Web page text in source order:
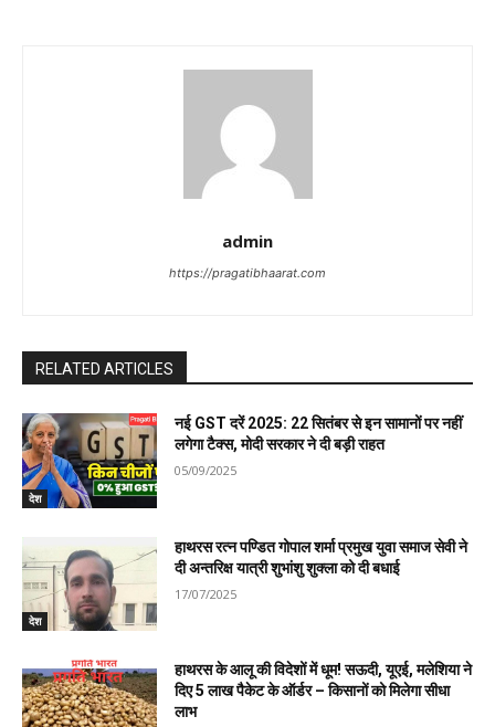
admin
https://pragatibhaarat.com
RELATED ARTICLES
देश
नई GST दरें 2025: 22 सितंबर से इन सामानों पर नहीं
लगेगा टैक्स, मोदी सरकार ने दी बड़ी राहत
05/09/2025
देश
हाथरस रत्न पण्डित गोपाल शर्मा प्रमुख युवा समाज सेवी ने
दी अन्तरिक्ष यात्री शुभांशु शुक्ला को दी बधाई
17/07/2025
हाथरस के आलू की विदेशों में धूम! सऊदी, यूएई, मलेशिया ने
दिए 5 लाख पैकेट के ऑर्डर – किसानों को मिलेगा सीधा
लाभ